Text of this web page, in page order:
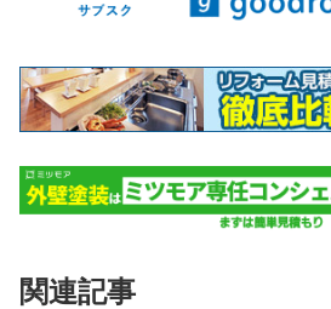
関連記事